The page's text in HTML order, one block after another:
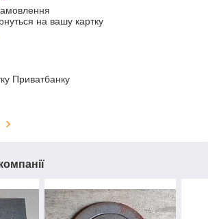
на вашу картку
Приватбанку